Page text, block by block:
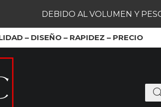
DEBIDO AL VOLUMEN Y
– DISEÑO – RAPIDEZ – PRECIO